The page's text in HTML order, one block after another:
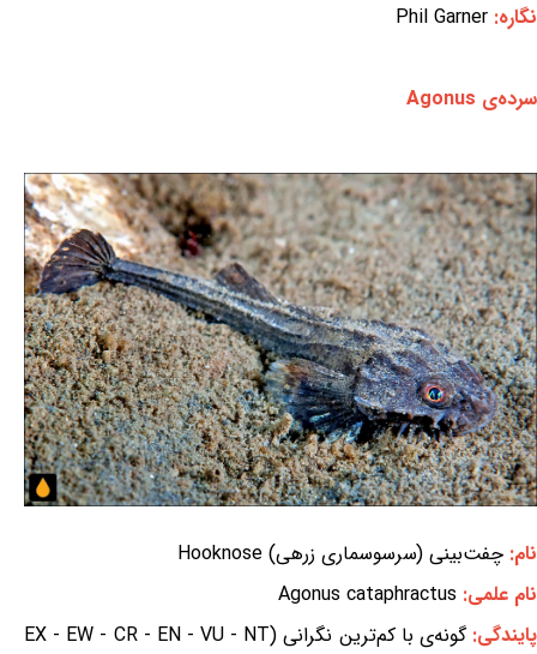
نگاره: Phil Garner
سرده‌ی Agonus
نام: چفت‌بینی (سرسوسماری زرهی) Hooknose
نام علمی: Agonus cataphractus
پایندگی:
گونه‌ی با کم‌ترین نگرانی (EX - EW - CR - EN - VU - NT